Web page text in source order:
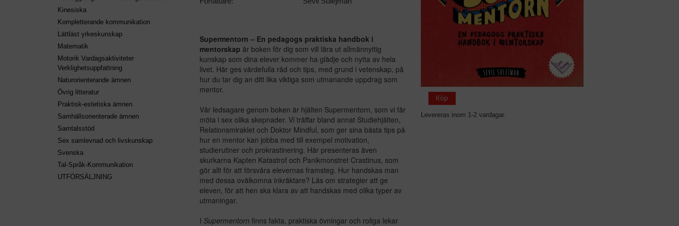
Kinesiska
Kompletterande kommunikation
Lättläst yrkeskunskap
Matematik
Motorik Vardagsaktiviteter
Verklighetsuppfattning
Naturorienterande ämnen
Övrig litteratur
Praktisk-estetiska ämnen
Samhällsorienterade ämnen
Samtalsstöd
Sex samlevnad och livskunskap
Svenska
Tal-Språk-Kommunikation
UTFÖRSÄLJNING
Köp
Levereras inom 1-2 vardagar.
Supermentorn – En pedagogs praktiska handbok i
mentorskap är boken för dig som vill lära ut allmännyttig
kunskap som dina elever kommer ha glädje och nytta av hela
livet. Här ges värdefulla råd och tips, med grund i vetenskap, på
hur du tar dig an ditt lika viktiga som utmanande uppdrag som
mentor.
Vår ledsagare genom boken är hjälten Supermentorn, som vi får
möta i sex olika skepnader. Vi träffar bland annat Studiehjälten,
Relationsmiraklet och Doktor Mindful, som ger sina bästa tips på
hur en mentor kan jobba med till exempel motivation,
studierutiner och prokrastinering. Här presenteras även
skurkarna Kapten Katastrof och Panikmonstret Crastinus, som
gör allt för att försvåra elevernas framsteg. Hur handskas man
med dessa ovälkomna inkräktare? Läs om strategier att ge
eleven, för att hen ska klara av att handskas med olika typer av
utmaningar.
I Supermentorn finns fakta, praktiska övningar och roliga lekar